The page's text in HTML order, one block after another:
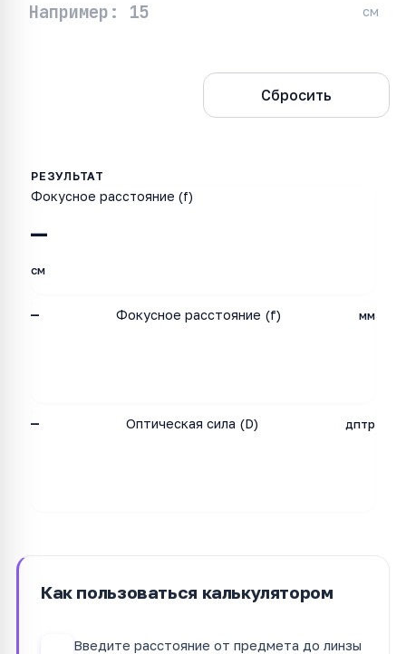
см
Сбросить
—
Фокусное расстояние (f)
см
— Фокусное расстояние (f) мм
— Оптическая сила (D) дптр
Как пользоваться калькулятором
Введите расстояние от предмета до линзы